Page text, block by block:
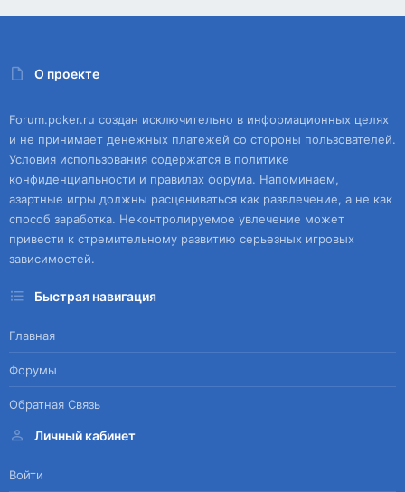
О проекте
Forum.poker.ru создан исключительно в информационных целях
и не принимает денежных платежей со стороны пользователей.
Условия использования содержатся в политике
конфиденциальности и правилах форума. Напоминаем,
азартные игры должны расцениваться как развлечение, а не как
способ заработка. Неконтролируемое увлечение может
привести к стремительному развитию серьезных игровых
зависимостей.
Быстрая навигация
Главная
Форумы
Обратная Связь
Личный кабинет
Войти